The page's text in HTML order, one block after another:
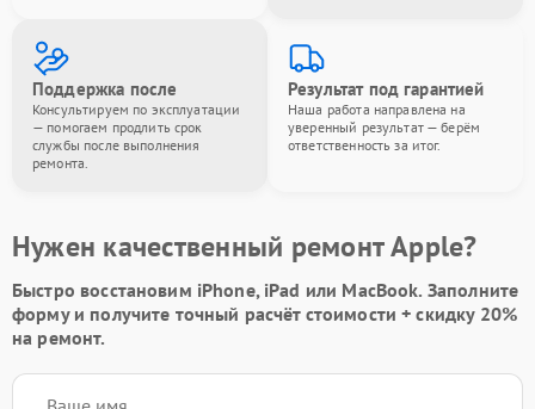
Поддержка после
Консультируем по эксплуатации
— помогаем продлить срок
службы после выполнения
ремонта.
Результат под гарантией
Наша работа направлена на
уверенный результат — берём
ответственность за итог.
Нужен качественный ремонт Apple?
Быстро восстановим iPhone, iPad или MacBook. Заполните
формуи получите точный расчёт стоимости +скидку 20%
на ремонт.